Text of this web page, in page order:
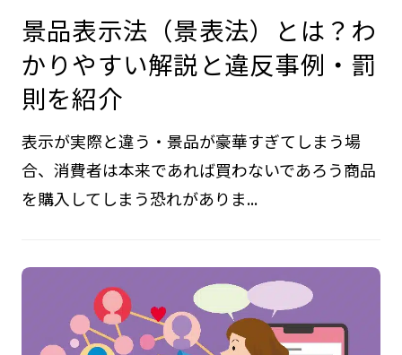
景品表示法（景表法）とは？わ
かりやすい解説と違反事例・罰
則を紹介
表示が実際と違う・景品が豪華すぎてしまう場
合、消費者は本来であれば買わないであろう商品
を購入してしまう恐れがありま...